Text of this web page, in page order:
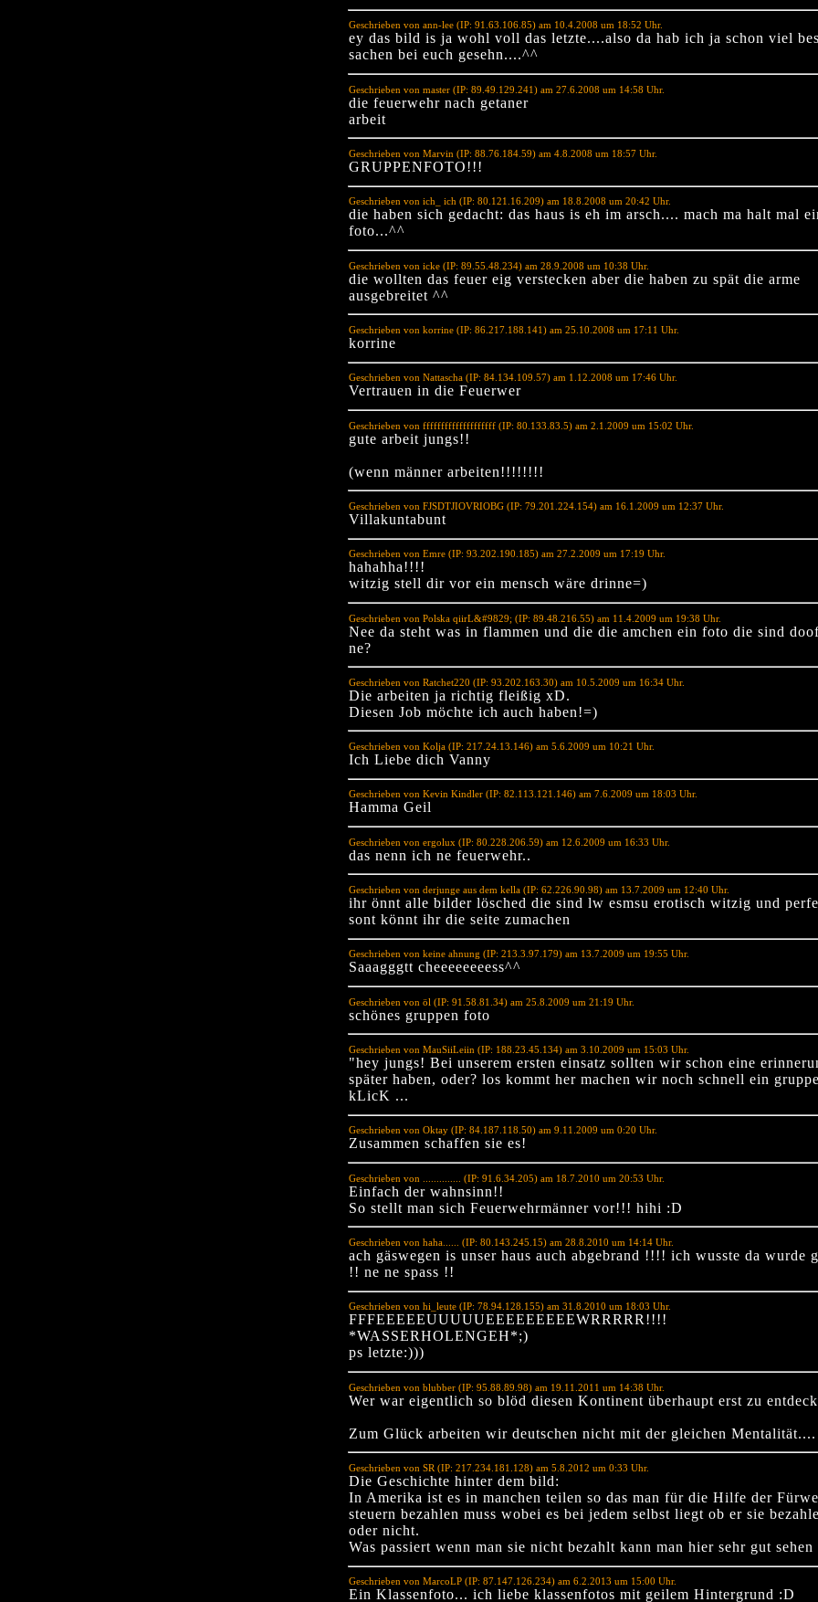
Geschrieben von ann-lee (IP: 91.63.106.85) am 10.4.2008 um 18:52 Uhr.
ey das bild is ja wohl voll das letzte....also da hab ich ja schon viel
sachen bei euch gesehn....^^
Geschrieben von master (IP: 89.49.129.241) am 27.6.2008 um 14:58 Uhr.
die feuerwehr nach getaner
arbeit
Geschrieben von Marvin (IP: 88.76.184.59) am 4.8.2008 um 18:57 Uhr.
GRUPPENFOTO!!!
Geschrieben von ich_ ich (IP: 80.121.16.209) am 18.8.2008 um 20:42 Uhr.
die haben sich gedacht: das haus is eh im arsch.... mach ma halt mal
foto...^^
Geschrieben von icke (IP: 89.55.48.234) am 28.9.2008 um 10:38 Uhr.
die wollten das feuer eig verstecken aber die haben zu spät die arme
ausgebreitet ^^
Geschrieben von korrine (IP: 86.217.188.141) am 25.10.2008 um 17:11 Uhr.
korrine
Geschrieben von Nattascha (IP: 84.134.109.57) am 1.12.2008 um 17:46 Uhr.
Vertrauen in die Feuerwer
Geschrieben von ffffffffffffffffffff (IP: 80.133.83.5) am 2.1.2009 um 15:02 Uhr.
gute arbeit jungs!!
(wenn männer arbeiten!!!!!!!!
Geschrieben von FJSDTJIOVRIOBG (IP: 79.201.224.154) am 16.1.2009 um 12:37 Uhr.
Villakuntabunt
Geschrieben von Emre (IP: 93.202.190.185) am 27.2.2009 um 17:19 Uhr.
hahahha!!!!
witzig stell dir vor ein mensch wäre drinne=)
Geschrieben von Polska qiirL&#9829; (IP: 89.48.216.55) am 11.4.2009 um 19:38 Uhr.
Nee da steht was in flammen und die die amchen ein foto die sind
ne?
Geschrieben von Ratchet220 (IP: 93.202.163.30) am 10.5.2009 um 16:34 Uhr.
Die arbeiten ja richtig fleißig xD.
Diesen Job möchte ich auch haben!=)
Geschrieben von Kolja (IP: 217.24.13.146) am 5.6.2009 um 10:21 Uhr.
Ich Liebe dich Vanny
Geschrieben von Kevin Kindler (IP: 82.113.121.146) am 7.6.2009 um 18:03 Uhr.
Hamma Geil
Geschrieben von ergolux (IP: 80.228.206.59) am 12.6.2009 um 16:33 Uhr.
das nenn ich ne feuerwehr..
Geschrieben von derjunge aus dem kella (IP: 62.226.90.98) am 13.7.2009 um 12:40 Uhr.
ihr önnt alle bilder lösched die sind lw esmsu erotisch witzig und
sont könnt ihr die seite zumachen
Geschrieben von keine ahnung (IP: 213.3.97.179) am 13.7.2009 um 19:55 Uhr.
Saaagggtt cheeeeeeeess^^
Geschrieben von öl (IP: 91.58.81.34) am 25.8.2009 um 21:19 Uhr.
schönes gruppen foto
Geschrieben von MauSiiLeiin (IP: 188.23.45.134) am 3.10.2009 um 15:03 Uhr.
"hey jungs! Bei unserem ersten einsatz sollten wir schon eine
später haben, oder? los kommt her machen wir noch schnell ein
kLicK ...
Geschrieben von Oktay (IP: 84.187.118.50) am 9.11.2009 um 0:20 Uhr.
Zusammen schaffen sie es!
Geschrieben von .............. (IP: 91.6.34.205) am 18.7.2010 um 20:53 Uhr.
Einfach der wahnsinn!!
So stellt man sich Feuerwehrmänner vor!!! hihi :D
Geschrieben von haha...... (IP: 80.143.245.15) am 28.8.2010 um 14:14 Uhr.
ach gäswegen is unser haus auch abgebrand !!!! ich wusste da wurde
!! ne ne spass !!
Geschrieben von hi_leute (IP: 78.94.128.155) am 31.8.2010 um 18:03 Uhr.
FFFEEEEEUUUUUEEEEEEEEEWRRRRR!!!!
*WASSERHOLENGEH*;)
ps letzte:)))
Geschrieben von blubber (IP: 95.88.89.98) am 19.11.2011 um 14:38 Uhr.
Wer war eigentlich so blöd diesen Kontinent überhaupt erst zu
Zum Glück arbeiten wir deutschen nicht mit der gleichen Mentalität....
Geschrieben von SR (IP: 217.234.181.128) am 5.8.2012 um 0:33 Uhr.
Die Geschichte hinter dem bild:
In Amerika ist es in manchen teilen so das man für die Hilfe der
steuern bezahlen muss wobei es bei jedem selbst liegt ob er sie
oder nicht.
Was passiert wenn man sie nicht bezahlt kann man hier sehr gut sehen
Geschrieben von MarcoLP (IP: 87.147.126.234) am 6.2.2013 um 15:00 Uhr.
Ein Klassenfoto... ich liebe klassenfotos mit geilem Hintergrund :D